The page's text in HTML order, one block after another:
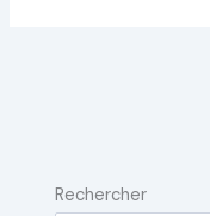
Rechercher